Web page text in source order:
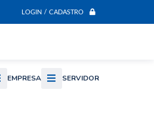
LOGIN / CADASTRO
EMPRESA SERVIDOR